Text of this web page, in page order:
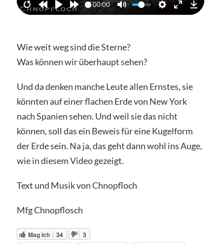
00:00
Wie weit weg sind die Sterne?
Was können wir überhaupt sehen?
Und da denken manche Leute allen Ernstes, sie
könnten auf einer flachen Erde von New York
nach Spanien sehen. Und weil sie das nicht
können, soll das ein Beweis für eine Kugelform
der Erde sein. Na ja, das geht dann wohl ins Auge,
wie in diesem Video gezeigt.
Text und Musik von Chnopfloch
Mfg Chnopflosch
Mag ich 34 3